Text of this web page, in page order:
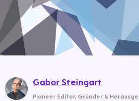
Gabor Steingart
Pioneer Editor, Gründer &